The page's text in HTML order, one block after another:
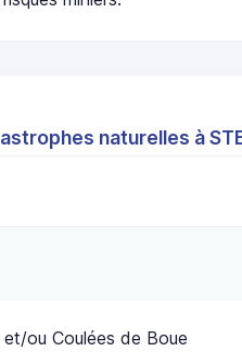
naturelles à
ou Coulées de Boue